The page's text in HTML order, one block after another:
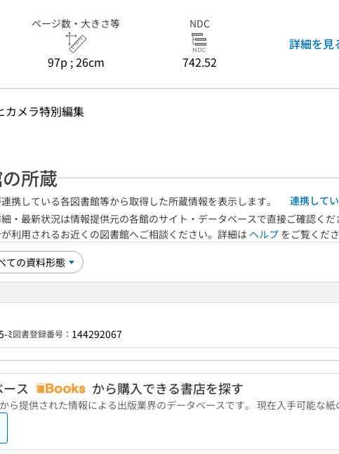
ページ数・大きさ等
97p ; 26cm
NDC
742.52
詳細を見
カメラ特別編集
所蔵
携している各図書館等から取得した所蔵情報を表示します。
連携して
・最新状況は情報提供元の各館のサイト・データベースで直接ご確認く
利用されるお近くの図書館へご相談ください。詳細は ヘルプ をご覧くださ
ﾐ図書登録番号： 144292067
ス から購入できる書店を探す
ら提供された情報による出版業界のデータベースです。 現在入手可能な